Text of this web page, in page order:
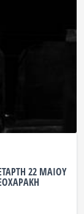
22 ΜΑΙΟΥ